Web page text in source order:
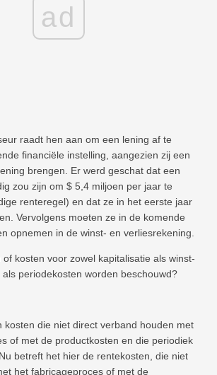
ad
raadt hen aan om een ​​lening af te
financiële instelling, aangezien zij een
brengen. Er werd geschat dat een
zou zijn om $ 5,4 miljoen per jaar te
renteregel) en dat ze in het eerste jaar
Vervolgens moeten ze in de komende
opnemen in de winst- en verliesrekening.
kosten voor zowel kapitalisatie als winst-
periodekosten worden beschouwd?
kosten die niet direct verband houden met
of met de productkosten en die periodiek
betreft het hier de rentekosten, die niet
het fabricageproces of met de